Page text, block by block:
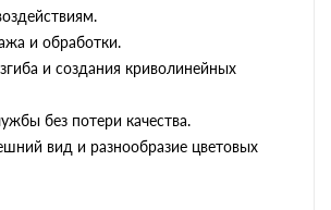
и обработки.
и создания криволинейных
без потери качества.
вид и разнообразие цветовых